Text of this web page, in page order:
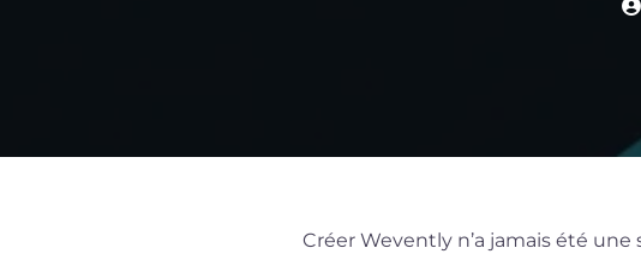
Créer Wevently n’a jamais été